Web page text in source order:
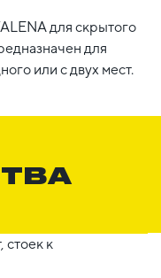
для скрытого
для
или с двух мест.
к